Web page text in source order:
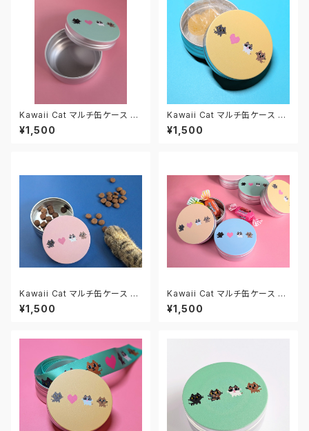
Kawaii Cat マルチ缶ケース M
マカロンミント
¥1,500
Kawaii Cat マルチ缶ケース M
マカロンイエロー
¥1,500
Kawaii Cat マルチ缶ケース M
マカロンピンク
¥1,500
Kawaii Cat マルチ缶ケース M
マカロンソーダ
¥1,500